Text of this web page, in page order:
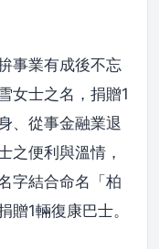
事業有成後不忘
女士之名，捐贈1
、從事金融業退
之便利與溫情，
字結合命名「柏
贈1輛復康巴士。